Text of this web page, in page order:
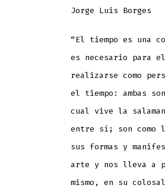
Jorge Luis Borges
“El tiempo es una
es necesario para
realizarse como
el tiempo: ambas
cual vive la
entre sí; son como
sus formas y
arte y nos lleva a
mismo, en su